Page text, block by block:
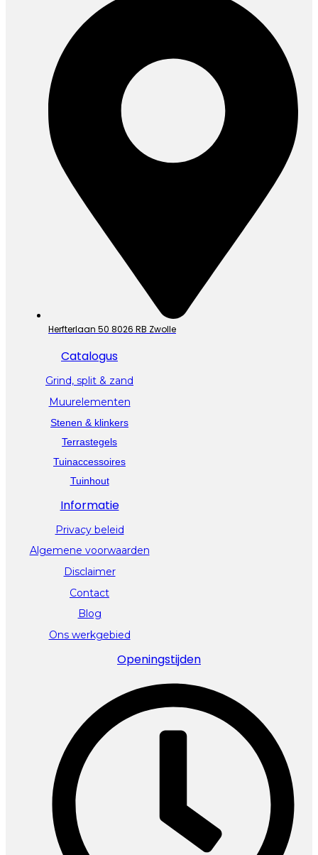
Herfterlaan 50 8026 RB Zwolle
Catalogus
Grind, split & zand
Muurelementen
Stenen & klinkers
Terrastegels
Tuinaccessoires
Tuinhout
Informatie
Privacy beleid
Algemene voorwaarden
Disclaimer
Contact
Blog
Ons werkgebied
Openingstijden